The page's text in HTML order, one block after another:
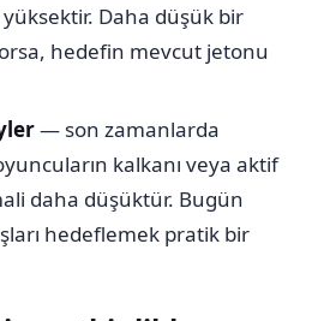
Daha düşük bir
hedefin mevcut jetonu
— son zamanlarda
kalkanı veya aktif
daha düşüktür. Bugün
hedeflemek pratik bir